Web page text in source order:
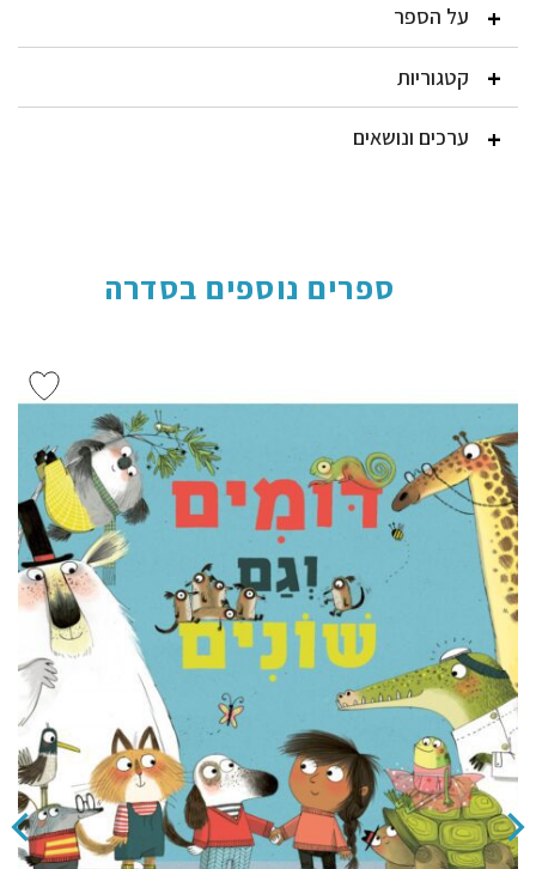
על הספר
קטגוריות
ערכים ונושאים
ספרים נוספים בסדרה
WISHLIST